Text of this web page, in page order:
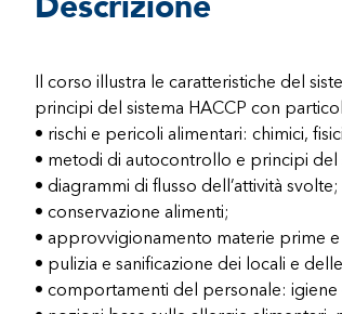
Il corso illustra le caratteristiche del
principi del sistema HACCP con
• rischi e pericoli alimentari: chimici,
• metodi di autocontrollo e principi del
• diagrammi di flusso dell’attività svolte;
• conservazione alimenti;
• approvvigionamento materie prime e
• pulizia e sanificazione dei locali e
• comportamenti del personale: